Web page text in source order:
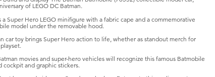
of LEGO DC Batman.
a Super Hero LEGO minifigure with a fabric cape and a commemorative
model under the removable hood.
car toy brings Super Hero action to life, whether as standout merch for
movies and super-hero vehicles will recognize this famous Batmobile
and graphic stickers.